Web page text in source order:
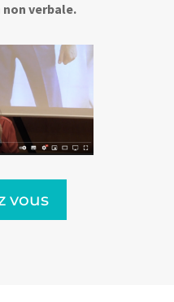
verbale.
vous